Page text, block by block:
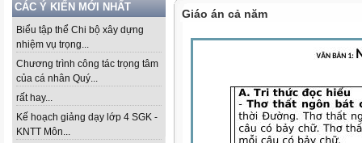
CÁC Ý KIẾN MỚI NHẤT
Biểu tập thể Chi bộ xây dựng
nhiệm vụ trọng...
Chương trình công tác trọng tâm
của cá nhân Quý...
rất hay...
Kế hoạch giảng dạy lớp 4 SGK -
KNTT Môn...
Giáo án cả năm